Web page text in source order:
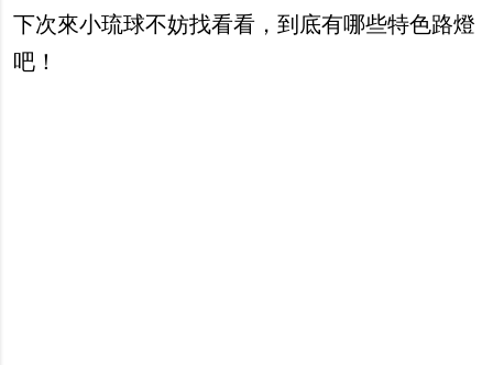
下次來小琉球不妨找看看，到底有哪些特色路燈
吧！